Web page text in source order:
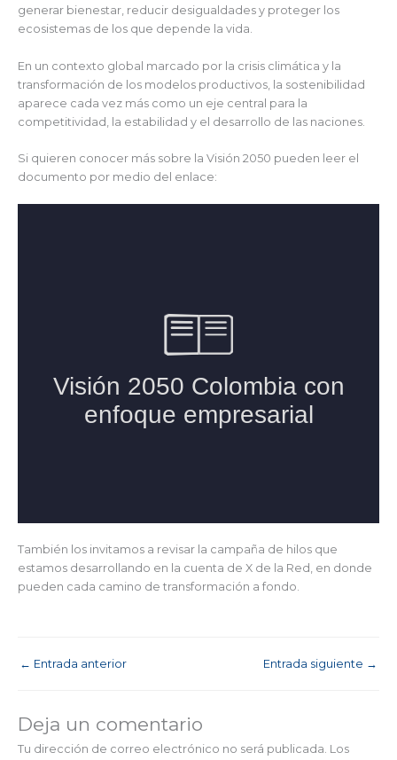
generar bienestar, reducir desigualdades y proteger los
ecosistemas de los que depende la vida.
En un contexto global marcado por la crisis climática y la
transformación de los modelos productivos, la sostenibilidad
aparece cada vez más como un eje central para la
competitividad, la estabilidad y el desarrollo de las naciones.
Si quieren conocer más sobre la Visión 2050 pueden leer el
documento por medio del enlace:
También los invitamos a revisar la campaña de hilos que
estamos desarrollando en la cuenta de X de la Red, en donde
pueden cada camino de transformación a fondo.
← Entrada anterior Entrada siguiente →
Deja un comentario
Tu dirección de correo electrónico no será publicada. Los